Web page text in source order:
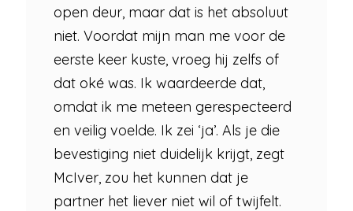
open deur, maar dat is het absoluut
niet. Voordat mijn man me voor de
eerste keer kuste, vroeg hij zelfs of
dat oké was. Ik waardeerde dat,
omdat ik me meteen gerespecteerd
en veilig voelde. Ik zei ‘ja’. Als je die
bevestiging niet duidelijk krijgt, zegt
McIver, zou het kunnen dat je
partner het liever niet wil of twijfelt.